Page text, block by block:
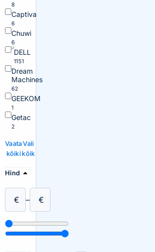
8
Captiva
6
Chuwi
6
DELL
1151
Dream
Machines
62
GEEKOM
1
Getac
2
Vaata
kõiki
Vali
kõik
Hind
€ – €